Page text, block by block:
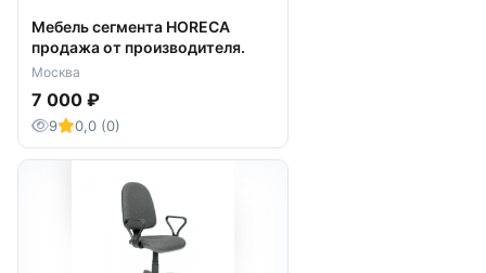
Мебель сегмента HORECA
продажа от производителя.
Москва
7 000 ₽
9 0,0 (0)